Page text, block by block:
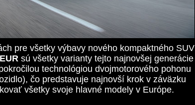
pre všetky výbavy nového kompaktného SUV
sú všetky varianty tejto najnovšej generácie
technológiou dvojmotorového pohonu
čo predstavuje najnovší krok v záväzku
všetky svoje hlavné modely v Európe.